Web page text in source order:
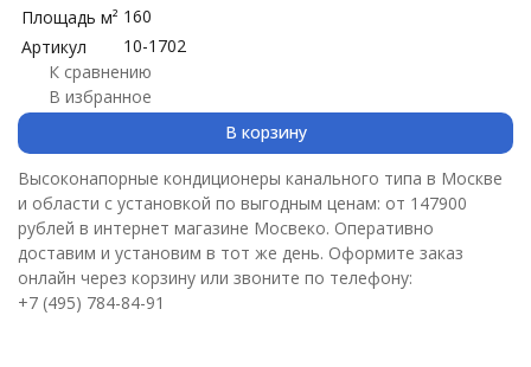
Площадь м² 160
Артикул
10-1702
К сравнению
В избранное
В корзину
Высоконапорные кондиционеры канального типа в Москве
и области с установкой по выгодным ценам: от 147900
рублей в интернет магазине Мосвеко. Оперативно
доставим и установим в тот же день. Оформите заказ
онлайн через корзину или звоните по телефону:
+7 (495) 784-84-91